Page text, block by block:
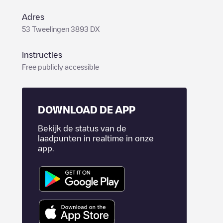
Adres
53 Tweelingen 3893 DX
Instructies
Free publicly accessible
DOWNLOAD DE APP
Bekijk de status van de
laadpunten in realtime in onze
app.